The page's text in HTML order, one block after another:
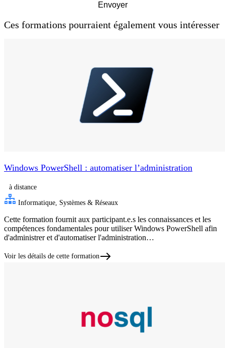
Envoyer
Ces formations pourraient également vous intéresser
Windows PowerShell : automatiser l’administration
à distance
Informatique, Systèmes & Réseaux
Cette formation fournit aux participant.e.s les connaissances et les
compétences fondamentales pour utiliser Windows PowerShell afin
d'administrer et d'automatiser l'administration…
Voir les détails de cette formation